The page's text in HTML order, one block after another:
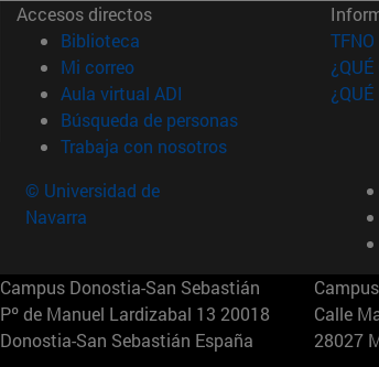
Accesos directos
Biblioteca (abre en nueva ventana)
Mi correo(abre en nueva ventana)
Aula virtual ADI (abre en nueva ventana)
Búsqueda de personas(abre en nueva
Trabaja con nosotros(abre en nueva
© Universidad de
Navarra
Campus Donostia-San Sebastián
Pº de Manuel Lardizabal 13 20018
Donostia-San Sebastián España
Calle
28027